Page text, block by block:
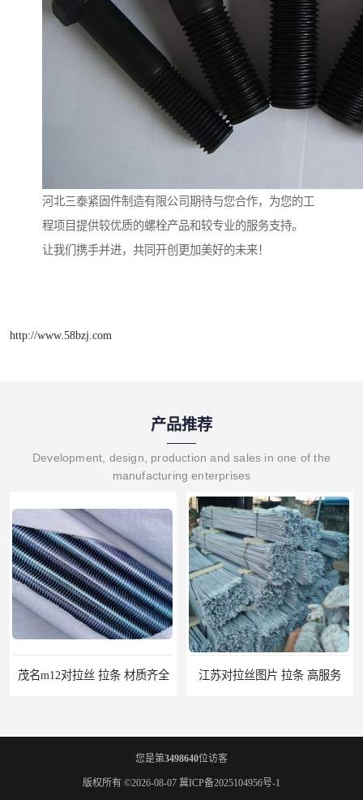
河北三泰紧固件制造有限公司期待与您合作，为您的工
程项目提供较优质的螺栓产品和较专业的服务支持。
让我们携手并进，共同开创更加美好的未来！
http://www.58bzj.com
产品推荐
Development, design, production and sales in one of the
manufacturing enterprises
茂名m12对拉丝 拉条 材质齐全 江苏对拉丝图片 拉条 高服务
您是第3498640位访客
版权所有 ©2026-08-07 冀ICP备2025104956号-1